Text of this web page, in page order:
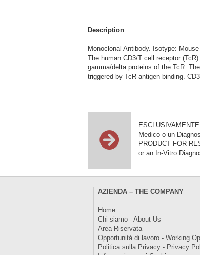
Description
Monoclonal Antibody. Isotype:
The human CD3/T cell receptor
gamma/delta proteins of the TcR.
triggered by TcR antigen binding.
Medico o un
PRODUCT FOR
or an In-Vitro
AZIENDA – THE COMPANY
Home
Chi siamo - About Us
Area Riservata
Opportunità di lavoro - Working
Politica sulla Privacy - Privacy